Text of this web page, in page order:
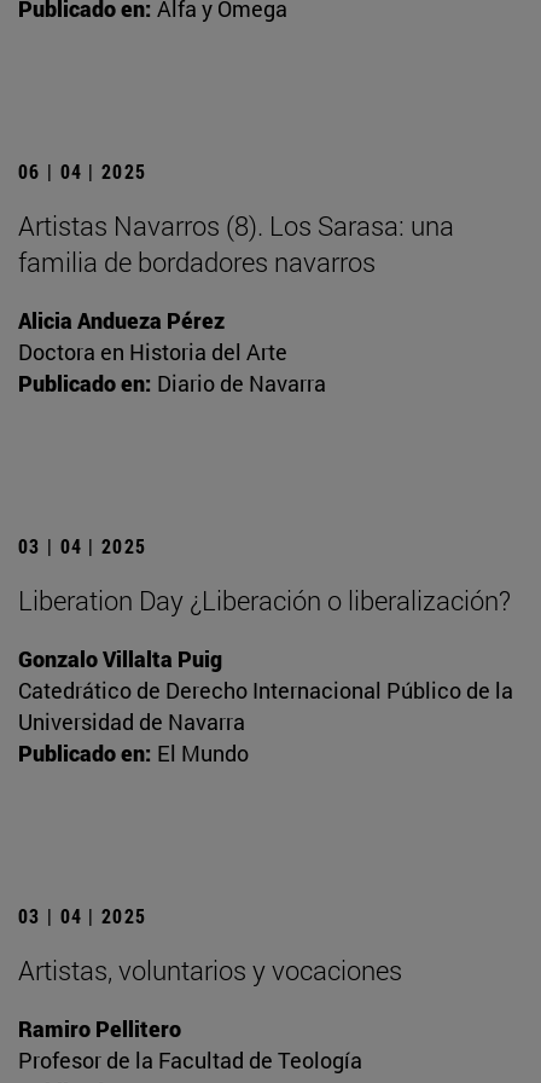
Publicado en: Alfa y Omega
06 | 04 | 2025
Artistas Navarros (8). Los Sarasa: una
familia de bordadores navarros
Alicia Andueza Pérez
Doctora en Historia del Arte
Publicado en: Diario de Navarra
03 | 04 | 2025
Liberation Day ¿Liberación o liberalización?
Gonzalo Villalta Puig
Catedrático de Derecho Internacional Público de la
Universidad de Navarra
Publicado en: El Mundo
03 | 04 | 2025
Artistas, voluntarios y vocaciones
Ramiro Pellitero
Profesor de la Facultad de Teología